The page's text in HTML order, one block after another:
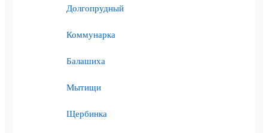
Долгопрудный
Коммунарка
Балашиха
Мытищи
Щербинка